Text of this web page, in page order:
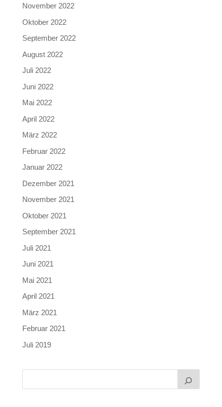
November 2022
Oktober 2022
September 2022
August 2022
Juli 2022
Juni 2022
Mai 2022
April 2022
März 2022
Februar 2022
Januar 2022
Dezember 2021
November 2021
Oktober 2021
September 2021
Juli 2021
Juni 2021
Mai 2021
April 2021
März 2021
Februar 2021
Juli 2019